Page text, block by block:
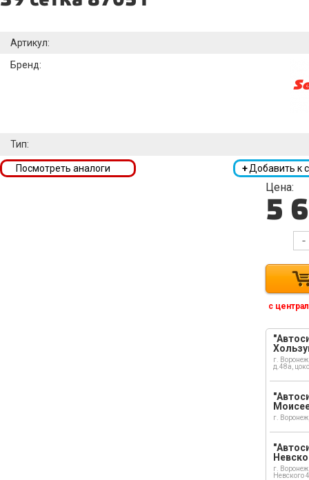
Артикул:
Бренд:
Тип:
+Добавить к
Посмотреть аналоги
Цена:
5
-
с
г.
д.48а,
г.
г.
Невского